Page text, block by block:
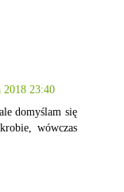
2018 23:40
domyślam się
wówczas